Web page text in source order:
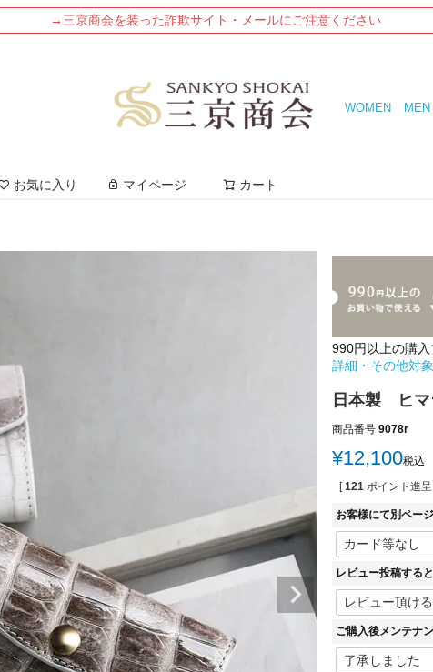
→三京商会を装った詐欺サイト・メールにご注意ください
WOMEN MEN
お気に入り マイページ カート
990円以上の購
詳細・その他対
日本製 ヒマ
商品番号 9078r
¥12,100税込
[ 121 ポイント進
お客様にて別ペー
レビュー投稿する
ご購入後メンテナ